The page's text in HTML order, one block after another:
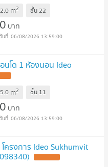
m2 ชั้น22
บาท
06/08/2026 13:59:00
นโด 1 ห้องนอน Ideo
m2 ชั้น 11
บาท
06/08/2026 13:59:00
ครงการ Ideo Sukhumvit